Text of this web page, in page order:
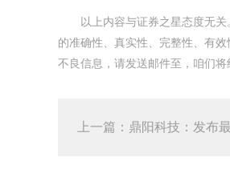
以上内容与证券之星态度无关。
的准确性、真实性、完整性、有
不良信息，请发送邮件至，咱们将